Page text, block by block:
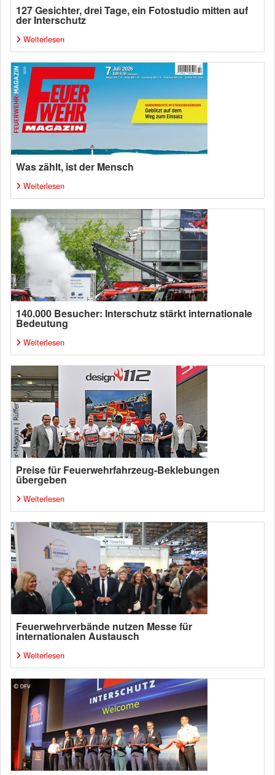
127 Gesichter, drei Tage, ein Fotostudio mitten auf
der Interschutz
Weiterlesen
Was zählt, ist der Mensch
Weiterlesen
140.000 Besucher: Interschutz stärkt internationale
Bedeutung
Weiterlesen
Preise für Feuerwehrfahrzeug-Beklebungen
übergeben
Weiterlesen
Feuerwehrverbände nutzen Messe für
internationalen Austausch
Weiterlesen